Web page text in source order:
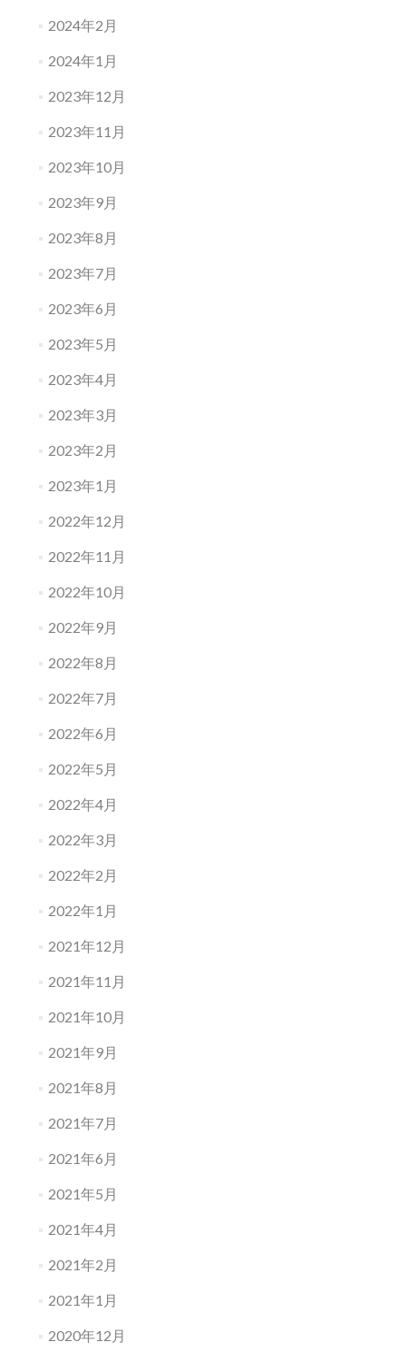
2024年2月
2024年1月
2023年12月
2023年11月
2023年10月
2023年9月
2023年8月
2023年7月
2023年6月
2023年5月
2023年4月
2023年3月
2023年2月
2023年1月
2022年12月
2022年11月
2022年10月
2022年9月
2022年8月
2022年7月
2022年6月
2022年5月
2022年4月
2022年3月
2022年2月
2022年1月
2021年12月
2021年11月
2021年10月
2021年9月
2021年8月
2021年7月
2021年6月
2021年5月
2021年4月
2021年2月
2021年1月
2020年12月